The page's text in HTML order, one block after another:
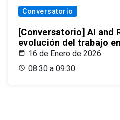
Conversatorio
[Conversatorio] AI and
evolución del trabajo
16 de Enero de 2026
08:30 a 09:30